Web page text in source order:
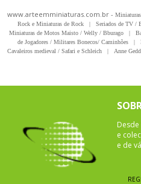
www.arteemminiaturas.com.br - Miniaturas
Rock e Miniaturas de Rock
| Seriados de TV /
Miniaturas de Motos Maisto / Welly / Bburago
|
de Jogadores / Militares Bonecos/ Caminhões
|
Cavaleiros medieval / Safari e Schleich
| Anne
e
e de